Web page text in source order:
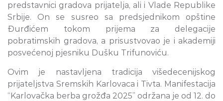
predstavnici gradova prijatelja, ali i Vlade Republike
Srbije. On se susreo sa predsjednikom opštine
Đurđićem tokom prijema za delegacije
pobratimskih gradova, a prisustvovao je i akademiji
posvećenoj pjesniku Dušku Trifunoviću.
Ovim je nastavljena tradicija višedecenijskog
prijateljstva Sremskih Karlovaca i Tivta. Manifestacija
“Karlovačka berba grožđa 2025” održana je od 12. do